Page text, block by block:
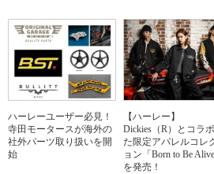
ハーレーユーザー必見！
寺田モータースが海外の
社外パーツ取り扱いを開
始
【ハーレー】
Dickies（R）とコラ
た限定アパレルコレ
ョン「Born to Be Alive
を発売！